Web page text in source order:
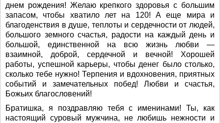
днем рождения! Желаю крепкого здоровья с большим
запасом, чтобы хватило лет на 120! А еще мира и
благоденствия в душе, теплоты и сердечности от людей,
большого земного счастья, радости на каждый день и
большой, единственной на всю жизнь любви —
взаимной, доброй, сердечной и вечной! Хорошей
работы, успешной карьеры, чтобы денег было столько,
сколько тебе нужно! Терпения и вдохновения, приятных
событий и замечательных побед! Любви и счастья,
Божьих благословений!
Братишка, я поздравляю тебя с именинами! Ты, как
настоящий суровый мужчина, не любишь нежности и